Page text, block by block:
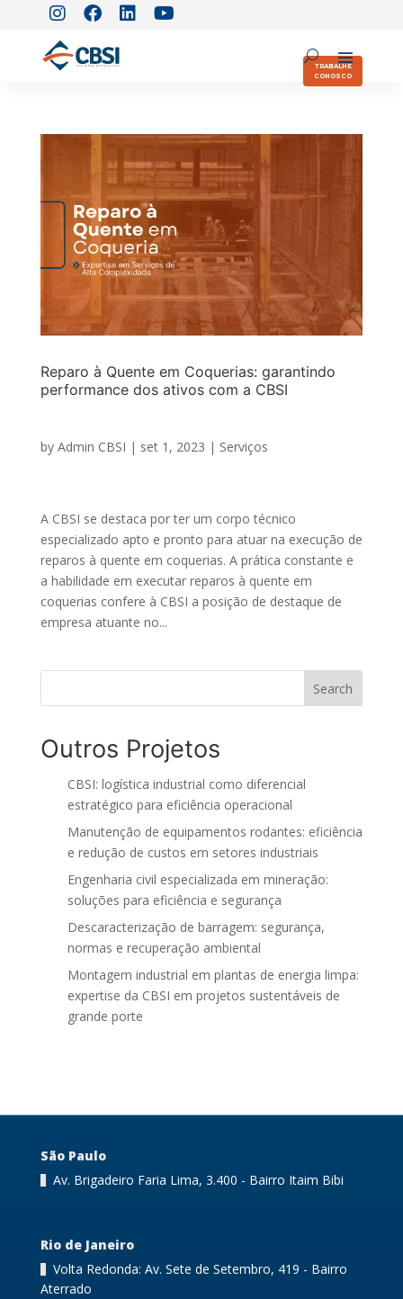
TRABALHE
CONOSCO
Reparo à Quente em Coquerias: garantindo
performance dos ativos com a CBSI
by Admin CBSI | set 1, 2023 | Serviços
A CBSI se destaca por ter um corpo técnico
especializado apto e pronto para atuar na execução de
reparos à quente em coquerias. A prática constante e
a habilidade em executar reparos à quente em
coquerias confere à CBSI a posição de destaque de
empresa atuante no...
Search
Outros Projetos
CBSI: logística industrial como diferencial
estratégico para eficiência operacional
Manutenção de equipamentos rodantes: eficiência
e redução de custos em setores industriais
Engenharia civil especializada em mineração:
soluções para eficiência e segurança
Descaracterização de barragem: segurança,
normas e recuperação ambiental
Montagem industrial em plantas de energia limpa:
expertise da CBSI em projetos sustentáveis de
grande porte
São Paulo
Av. Brigadeiro Faria Lima, 3.400 - Bairro Itaim Bibi
Rio de Janeiro
Volta Redonda: Av. Sete de Setembro, 419 - Bairro
Aterrado